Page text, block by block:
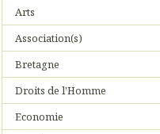
Arts
Association(s)
Bretagne
Droits de l'Homme
Economie